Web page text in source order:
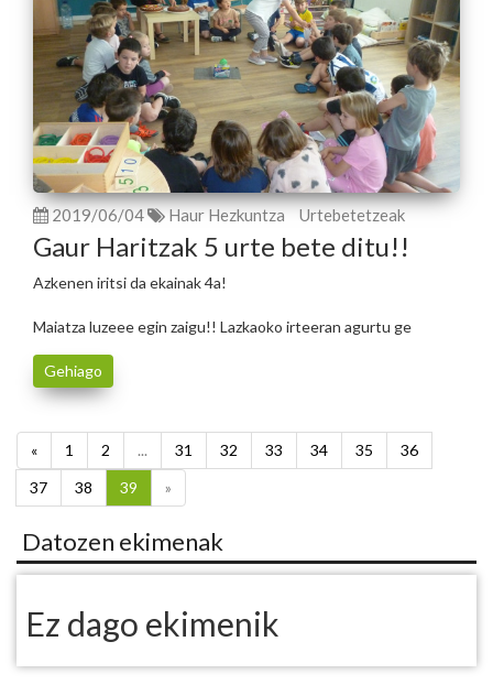
2019/06/04 Haur Hezkuntza Urtebetetzeak
Gaur Haritzak 5 urte bete ditu!!
Azkenen iritsi da ekainak 4a!
Maiatza luzeee egin zaigu!! Lazkaoko irteeran agurtu ge
Gehiago
« 1 2 ... 31 32 33 34 35
36
37
38 39 »
Datozen ekimenak
Ez dago ekimenik